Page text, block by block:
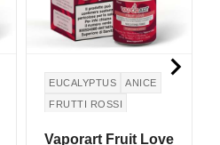
EUCALYPTUS
ANICE
FRUTTI ROSSI
Vaporart Fruit Love
